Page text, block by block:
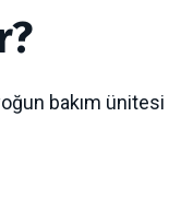
bakım ünitesi